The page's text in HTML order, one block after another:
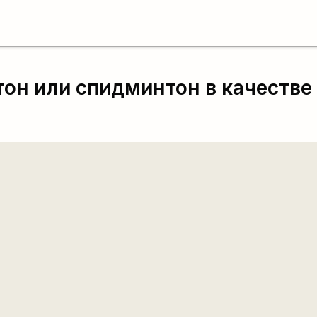
или спидминтон в качестве